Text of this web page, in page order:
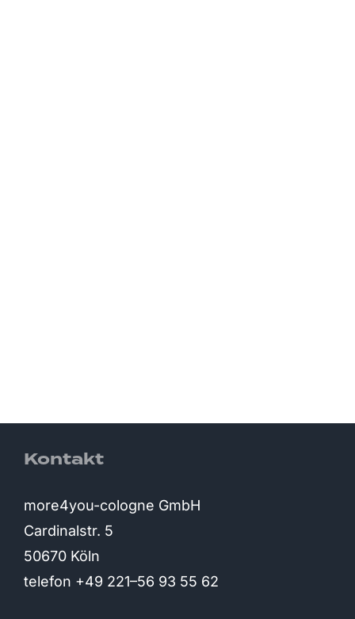
Kontakt
more4you-cologne GmbH
Cardinalstr. 5
50670 Köln
telefon +49 221–56 93 55 62